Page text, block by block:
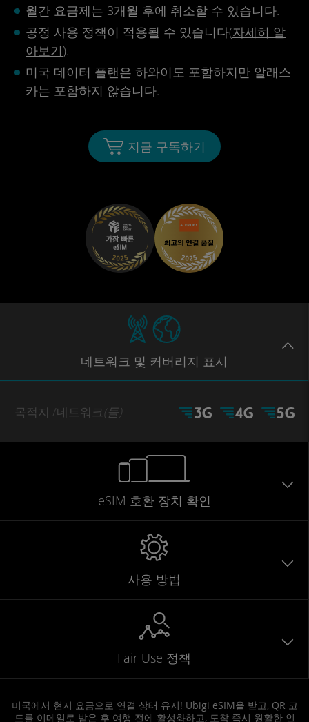
월간 요금제는 3개월 후에 취소할 수 있습니다.
공정 사용 정책이 적용될 수 있습니다(자세히 알
아보기).
미국 데이터 플랜은 하와이도 포함하지만 알래스
카는 포함하지 않습니다.
지금 구독하기
네트워크 및 커버리지 표시
목적지 /네트워크(들)
eSIM 호환 장치 확인
사용 방법
Fair Use 정책
미국에서 현지 요금으로 연결 상태 유지! Ubigi eSIM을 받고, QR 코
드를 이메일로 받은 후 여행 전에 활성화하고, 도착 즉시 원활한 인